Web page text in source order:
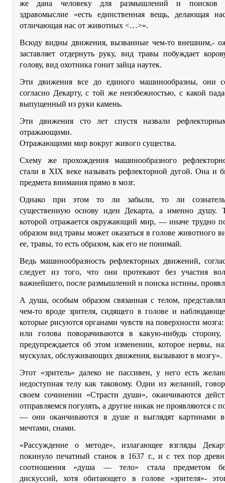
же дана человеку для размышлений и
здравомыслие «есть единственная вещь, делающая
отличающая нас от животных <…>».
Всюду видны движения, вызванные чем-то внешним,-
заставляет отдернуть руку, вид травы побуждает
голову, вид охотника гонит зайца наутек.
Эти движения все до единого машинообразны, они
согласно Декарту, с той же неизбежностью, с какой
выпущенный из руки камень.
Эти движения сто лет спустя назвали
отражающими.
Отражающими мир вокруг живого существа.
Схему же прохождения машинообразного
стали в XIX веке называть рефлекторной дугой. Она и
предмета внимания прямо в мозг.
Однако при этом то ли забыли, то ли
существенную основу идеи Декарта, а именно душу.
которой отражается окружающий мир, — иначе трудно
образом вид травы может оказаться в голове животного
ее, травы, то есть образом, как его не понимай.
Ведь машинообразность рефлекторных движений,
следует из того, что они протекают без участия
важнейшего, после размышлений и поиска истины,
А душа, особым образом связанная с телом,
чем-то вроде зрителя, сидящего в голове и
которые рисуются органами чувств на поверхности мозга:
или голова поворачиваются в какую-нибудь
предупреждается об этом изменении, которое нервы,
мускулах, обслуживающих движения, вызывают в мозгу».
Этот «зритель» далеко не пассивен, у него есть
недоступная телу как таковому. Одни из желаний,
своем сочинении «Страсти души», оканчиваются
отправляемся погулять, а другие никак не проявляются с
— они оканчиваются в душе и выглядят картинами
мечтами, снами.
«Рассуждение о методе», излагающее взгляды
покинуло печатный станок в 1637 г., и с тех пор
соотношения «душа — тело» стала предметом
дискуссий, хотя обитающего в голове «зрителя»-